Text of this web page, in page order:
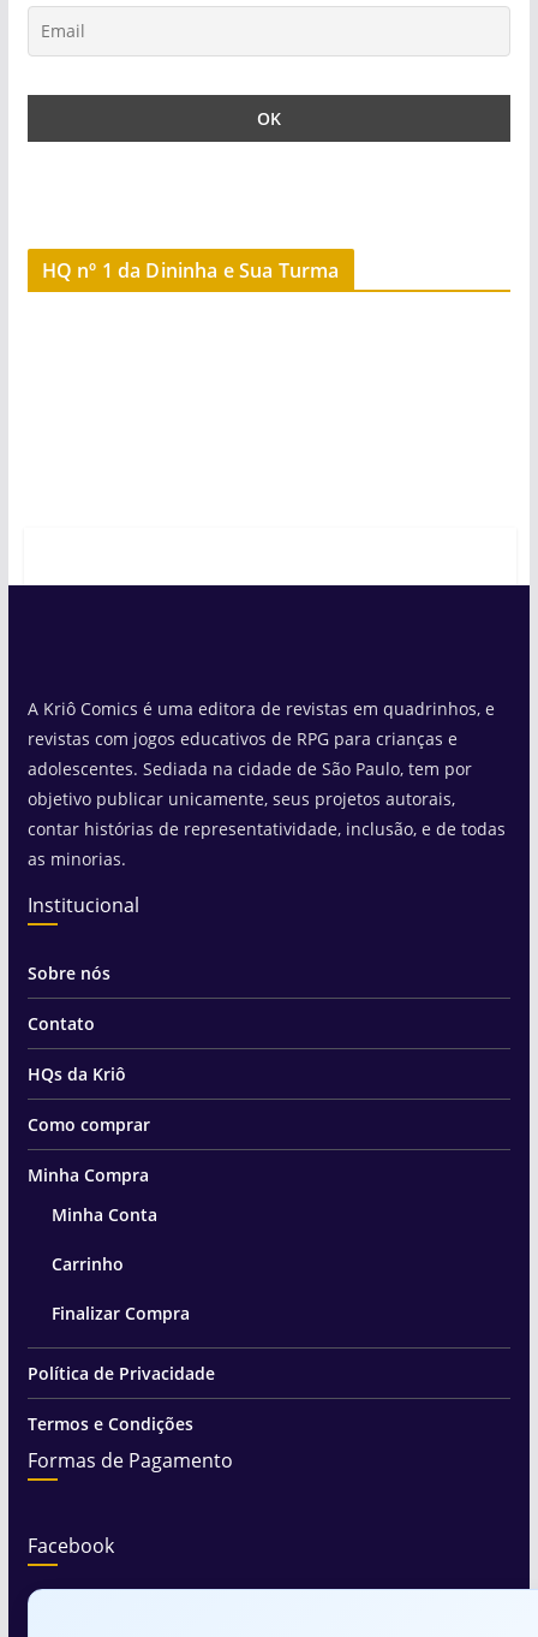
HQ nº 1 da Dininha e Sua Turma
A Kriô Comics é uma editora de revistas em quadrinhos, e
revistas com jogos educativos de RPG para crianças e
adolescentes. Sediada na cidade de São Paulo, tem por
objetivo publicar unicamente, seus projetos autorais,
contar histórias de representatividade, inclusão, e de todas
as minorias.
Institucional
Sobre nós
Contato
HQs da Kriô
Como comprar
Minha Compra
Minha Conta
Carrinho
Finalizar Compra
Política de Privacidade
Termos e Condições
Formas de Pagamento
Facebook